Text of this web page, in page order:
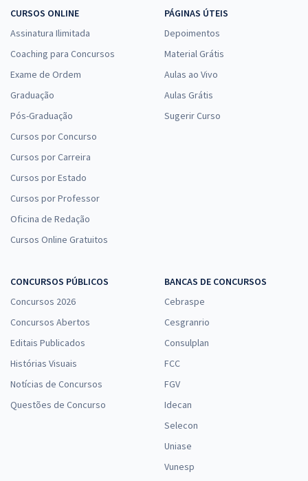
CURSOS ONLINE
Assinatura Ilimitada
Coaching para Concursos
Exame de Ordem
Graduação
Pós-Graduação
Cursos por Concurso
Cursos por Carreira
Cursos por Estado
Cursos por Professor
Oficina de Redação
Cursos Online Gratuitos
PÁGINAS ÚTEIS
Depoimentos
Material Grátis
Aulas ao Vivo
Aulas Grátis
Sugerir Curso
CONCURSOS PÚBLICOS
Concursos 2026
Concursos Abertos
Editais Publicados
Histórias Visuais
Notícias de Concursos
Questões de Concurso
BANCAS DE CONCURSOS
Cebraspe
Cesgranrio
Consulplan
FCC
FGV
Idecan
Selecon
Uniase
Vunesp